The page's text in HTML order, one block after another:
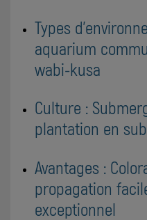
Types
aquarium
wabi-kusa
Culture :
plantation en
Avantages :
propagation
exceptionnel